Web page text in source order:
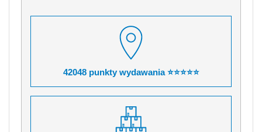
42048 punkty wydawania ⭐⭐⭐⭐⭐